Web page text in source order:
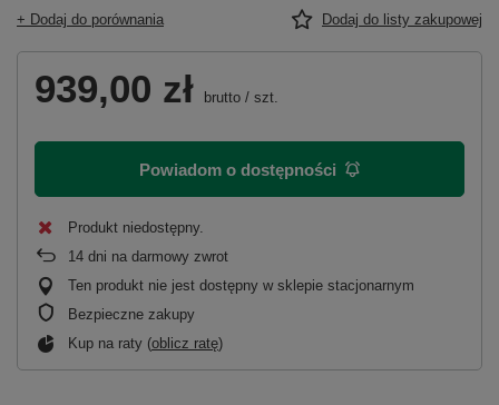
+ Dodaj do porównania Dodaj do listy zakupowej
939,00 zł brutto / szt.
Powiadom o dostępności
Produkt niedostępny
14 dni na darmowy zwrot
Ten produkt nie jest dostępny w sklepie stacjonarnym
Bezpieczne zakupy
Kup na raty (oblicz ratę)